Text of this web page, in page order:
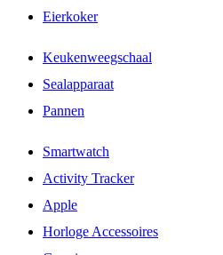
Eierkoker
Keukenweegschaal
Sealapparaat
Pannen
Smartwatch
Activity Tracker
Apple
Horloge Accessoires